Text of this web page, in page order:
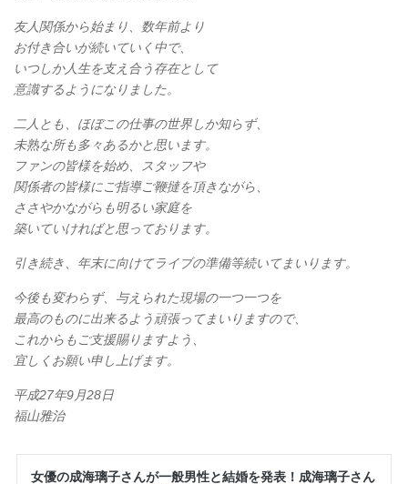
友人関係から始まり、数年前より
お付き合いが続いていく中で、
いつしか人生を支え合う存在として
意識するようになりました。
二人とも、ほぼこの仕事の世界しか知らず、
未熟な所も多々あるかと思います。
ファンの皆様を始め、スタッフや
関係者の皆様にご指導ご鞭撻を頂きながら、
ささやかながらも明るい家庭を
築いていければと思っております。
引き続き、年末に向けてライブの準備等続いてまいります。
今後も変わらず、与えられた現場の一つ一つを
最高のものに出来るよう頑張ってまいりますので、
これからもご支援賜りますよう、
宜しくお願い申し上げます。
平成27年9月28日
福山雅治